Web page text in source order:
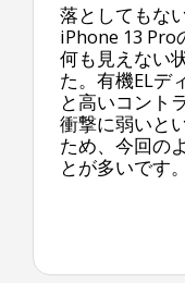
落としてもな
iPhone 13 Pro
何も見えない
た。有機ELデ
と高いコント
衝撃に弱いと
ため、今回の
とが多いです。